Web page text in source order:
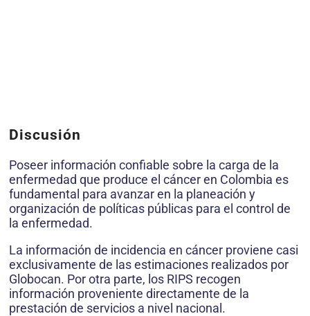
Discusión
Poseer información confiable sobre la carga de la
enfermedad que produce el cáncer en Colombia es
fundamental para avanzar en la planeación y
organización de políticas públicas para el control de
la enfermedad.
La información de incidencia en cáncer proviene casi
exclusivamente de las estimaciones realizados por
Globocan. Por otra parte, los RIPS recogen
información proveniente directamente de la
prestación de servicios a nivel nacional.